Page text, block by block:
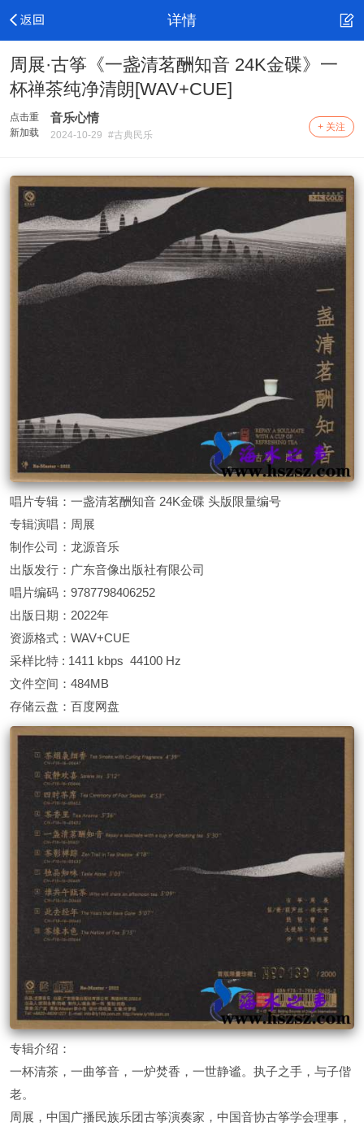
详情
周展·古筝《一盏清茗酬知音 24K金碟》一
杯禅茶纯净清朗[WAV+CUE]
点击重
新加载
音乐心情
2024-10-29 #古典民乐
+ 关注
唱片专辑：一盏清茗酬知音 24K金碟 头版限量编号
专辑演唱：周展
制作公司：龙源音乐
出版发行：广东音像出版社有限公司
唱片编码：9787798406252
出版日期：2022年
资源格式：WAV+CUE
采样比特 : 1411 kbps 44100 Hz
文件空间：484MB
存储云盘：百度网盘
专辑介绍：
一杯清茶，一曲筝音，一炉焚香，一世静谧。执子之手，与子偕
老。
周展，中国广播民族乐团古筝演奏家，中国音协古筝学会理事，